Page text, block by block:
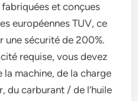
et conçues
européennes TUV, ce
une sécurité de 200%.
requise, vous devez
machine, de la charge
du carburant / de l’huile